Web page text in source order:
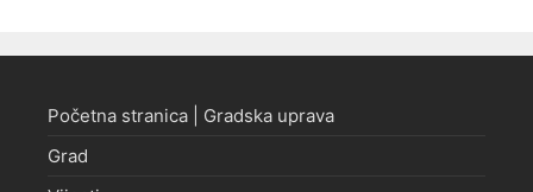
Početna stranica | Gradska uprava
Grad